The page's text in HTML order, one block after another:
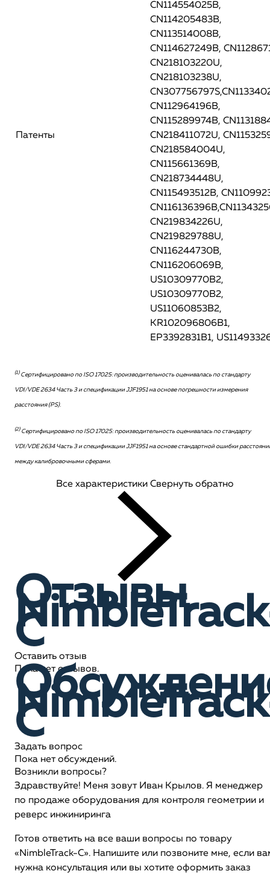
Патенты
CN114554025B,
CN114205483B,
CN113514008B,
CN114627249B,
CN218103220U,
CN218103238U,
CN112964196B,
CN115289974B,
CN218411072U,
CN218584004U,
CN115661369B,
CN218734448U,
CN115493512B,
CN219834226U,
CN219829788U,
CN116244730B,
CN116206069B,
US10309770B2,
US10309770B2,
US11060853B2,
KR102096806B1,
EP3392831B1,
(1)Сертифицировано по ISO 17025: производительность оценивалась по стандарту
VDI/VDE 2634 Часть 3 и спецификации JJF1951 на основе погрешности измерения
расстояния (PS).
(2)Сертифицировано по ISO 17025: производительность оценивалась по стандарту
VDI/VDE 2634 Часть 3 и спецификации JJF1951 на основе стандартной ошибки
между калибровочными сферами.
Все характеристики Свернуть обратно
Отзывы
C
Оставить отзыв
Пока нет отзывов.
C
Задать вопрос
Пока нет обсуждений.
Возникли вопросы?
Здравствуйте! Меня зовут Иван Крылов. Я менеджер
по продаже оборудования для контроля геометрии и
реверс инжиниринга
Готов ответить на все ваши вопросы по товару
«NimbleTrack-C». Напишите или позвоните мне, если
нужна консультация или вы хотите оформить заказ